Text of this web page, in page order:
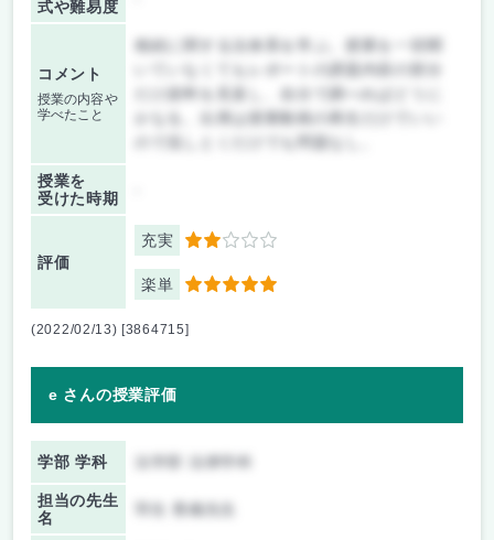
式や難易度
コメント
授業の内容や
学べたこと
相続に関する法体系を学ぶ。授業を一切聞
授業を
受けた時期
評価
充実 2
楽単 5
(2022/02/13) [3864715]
e さんの授業評価
学部 学科
担当の先生
名
羽生 香織先生